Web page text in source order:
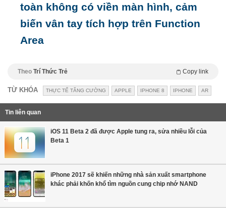
toàn không có viền màn hình, cảm
biến vân tay tích hợp trên Function
Area
Theo Trí Thức Trẻ Copy link
TỪ KHÓA THỰC TẾ TĂNG CƯỜNG APPLE IPHONE 8 IPHONE AR
Tin liên quan
iOS 11 Beta 2 đã được Apple tung ra, sửa nhiều lỗi của
Beta 1
iPhone 2017 sẽ khiến những nhà sản xuất smartphone
khác phải khốn khổ tìm nguồn cung chip nhớ NAND